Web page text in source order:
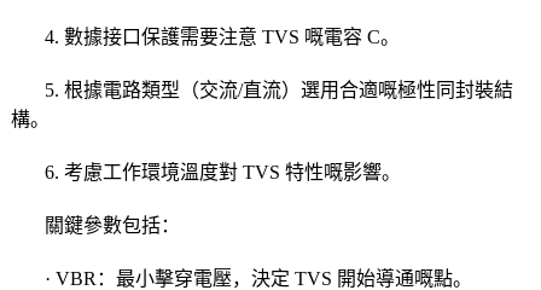
4. 數據接口保護需要注意 TVS 嘅電容 C。
5. 根據電路類型（交流/直流）選用合適嘅極性同封裝結
構。
6. 考慮工作環境溫度對 TVS 特性嘅影響。
關鍵參數包括：
· VBR：最小擊穿電壓，決定 TVS 開始導通嘅點。